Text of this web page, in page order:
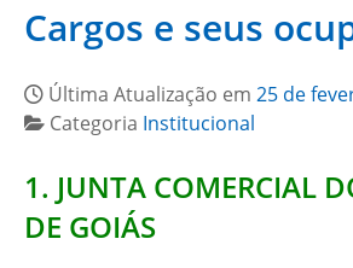
Cargos e seus
Última Atualização em 25 de
Categoria Institucional
1. JUNTA COMERCIAL
DE GOIÁS